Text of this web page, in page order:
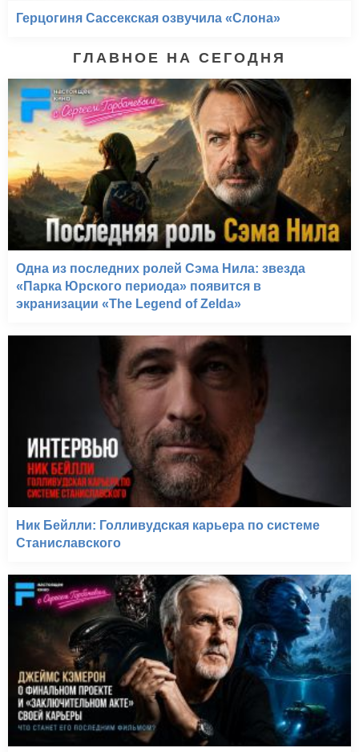
Герцогиня Сассекская озвучила «Слона»
ГЛАВНОЕ НА СЕГОДНЯ
Одна из последних ролей Сэма Нила: звезда
«Парка Юрского периода» появится в
экранизации «The Legend of Zelda»
Ник Бейлли: Голливудская карьера по системе
Станиславского